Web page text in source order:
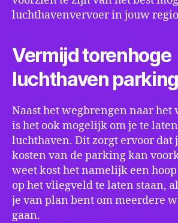
luchthavenvervoer in jouw
Vermijd torenhoge
luchthaven
Naast het wegbrengen naar het
is het ook mogelijk om je te
luchthaven. Dit zorgt ervoor dat
kosten van de parking kan
weet kost het namelijk een
op het vliegveld te laten staan,
je van plan bent om meerdere
gaan.